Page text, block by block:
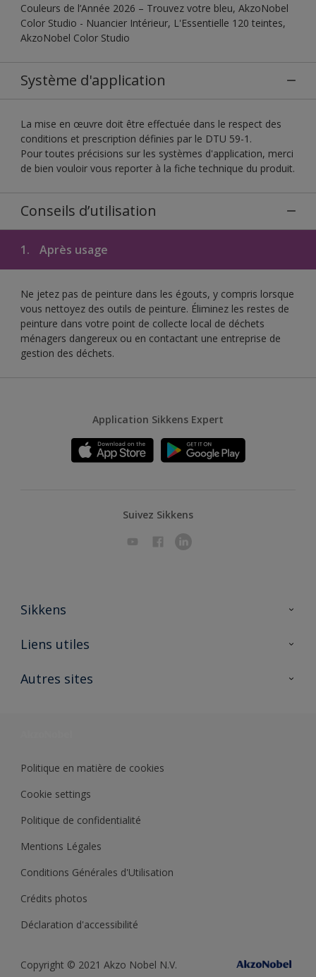
Couleurs de l’Année 2026 – Trouvez votre bleu, AkzoNobel
Color Studio - Nuancier Intérieur, L'Essentielle 120 teintes,
AkzoNobel Color Studio
Système d'application
La mise en œuvre doit être effectuée dans le respect des
conditions et prescription définies par le DTU 59-1.
Pour toutes précisions sur les systèmes d'application, merci
de bien vouloir vous reporter à la fiche technique du produit.
Conseils d’utilisation
1. Après usage
Ne jetez pas de peinture dans les égouts, y compris lorsque
vous nettoyez des outils de peinture. Éliminez les restes de
peinture dans votre point de collecte local de déchets
ménagers dangereux ou en contactant une entreprise de
gestion des déchets.
Application Sikkens Expert
Suivez Sikkens
Sikkens
A propos de Sikkens
Liens utiles
Ouvrir un magasin PASS
Autres sites
Politique en matière de cookies
Cookie settings
Politique de confidentialité
Mentions Légales
Conditions Générales d'Utilisation
Crédits photos
Déclaration d'accessibilité
Copyright © 2021 Akzo Nobel N.V.